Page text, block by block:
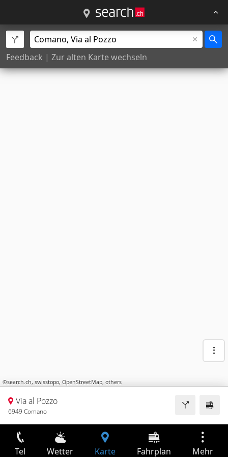
Feedback | Zur alten Karte wechseln
©search.ch, swisstopo, OpenStreetMap, others
Via al Pozzo
6949 Comano
Tel Wetter Karte Fahrplan Mehr